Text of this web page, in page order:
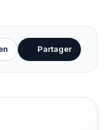
Partager